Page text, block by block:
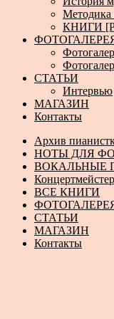
Методика
КНИГИ
СТАТЬИ
Интервью
МАГАЗИН
Контакты
Архив
НОТЫ ДЛЯ
ВОКАЛЬНЫЕ
ВСЕ КНИГИ
СТАТЬИ
МАГАЗИН
Контакты